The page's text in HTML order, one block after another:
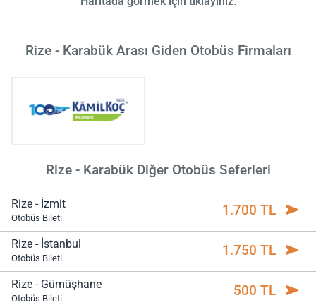
Rize - Karabük Arası Giden Otobüs Firmaları
Rize - Karabük Diğer Otobüs Seferleri
Rize - İzmit
Otobüs Bileti 1.700 TL
Rize - İstanbul
Otobüs Bileti 1.750 TL
Rize - Gümüşhane
Otobüs Bileti 500 TL